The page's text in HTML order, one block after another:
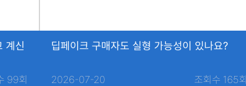
계신
99회
딥페이크 구매자도 실형 가능성이 있나요?
2026-07-20 조회수 165회